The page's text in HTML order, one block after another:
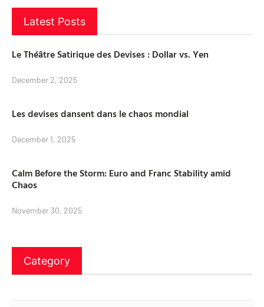
Latest Posts
Le Théâtre Satirique des Devises : Dollar vs. Yen
December 2, 2025
Les devises dansent dans le chaos mondial
December 1, 2025
Calm Before the Storm: Euro and Franc Stability amid
Chaos
November 30, 2025
Category